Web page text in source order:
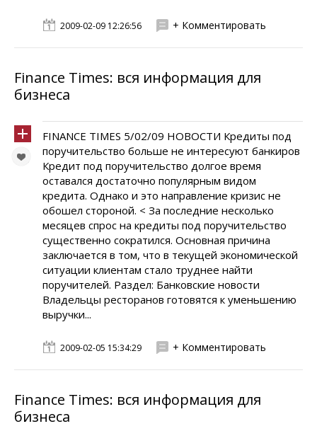
2009-02-09 12:26:56 + Комментировать
Finance Times: вся информация для
бизнеса
FINANCE TIMES 5/02/09 НОВОСТИ Кредиты под
поручительство больше не интересуют банкиров
Кредит под поручительство долгое время
оставался достаточно популярным видом
кредита. Однако и это направление кризис не
обошел стороной. < За последние несколько
месяцев спрос на кредиты под поручительство
существенно сократился. Основная причина
заключается в том, что в текущей экономической
ситуации клиентам стало труднее найти
поручителей. Раздел: Банковские новости
Владельцы ресторанов готовятся к уменьшению
выручки...
2009-02-05 15:34:29 + Комментировать
Finance Times: вся информация для
бизнеса